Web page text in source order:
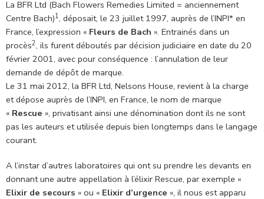
La BFR Ltd (Bach Flowers Remedies Limited = anciennement
Centre Bach)1, déposait, le 23 juillet 1997, auprès de l’INPI* en
France, l’expression « Fleurs de Bach ». Entrainés dans un
procès2, ils furent déboutés par décision judiciaire en date du 20
février 2001, avec pour conséquence : l’annulation de leur
demande de dépôt de marque.
Le 31 mai 2012, la BFR Ltd, Nelsons House, revient à la charge
et dépose auprès de l’INPI, en France, le nom de marque
« Rescue », privatisant ainsi une dénomination dont ils ne sont
pas les auteurs et utilisée depuis bien longtemps dans le langage
courant.
A l’instar d’autres laboratoires qui ont su prendre les devants en
donnant une autre appellation à l’élixir Rescue, par exemple «
Elixir de secours » ou « Elixir d’urgence », il nous est apparu